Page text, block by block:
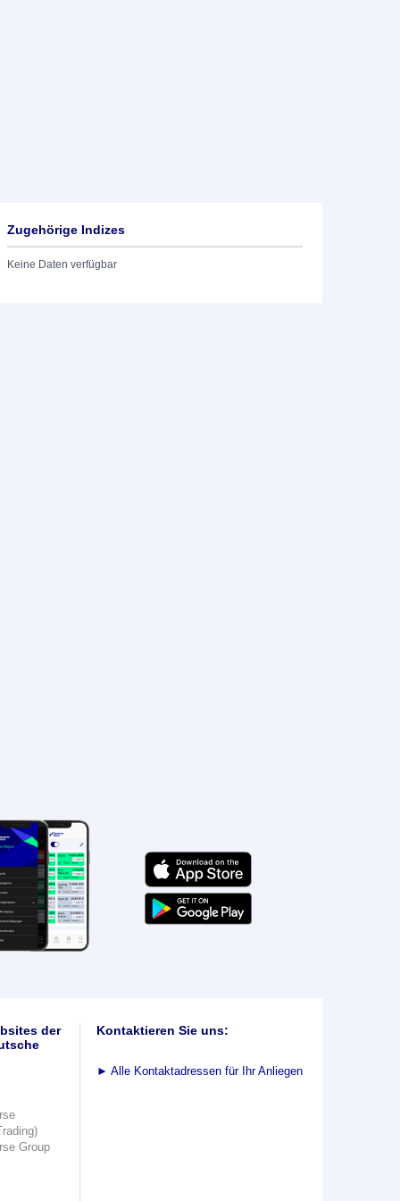
Zugehörige Indizes
Keine Daten verfügbar
der
Group
Kontaktieren Sie uns:
► Alle Kontaktadressen für Ihr Anliegen